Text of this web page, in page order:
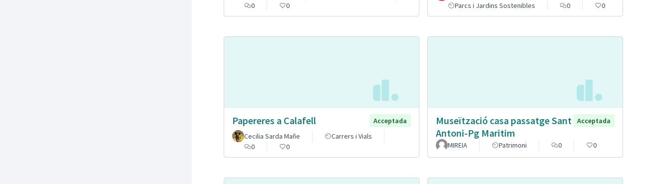
0
0
Parcs i Jardins Sostenibles
0 0
Papereres a Calafell
Acceptada
Cecilia Sarda Mañe
Carrers i Vials
0
0
Museïtzació casa passatge Sant
Antoni-Pg Maritim
Acceptada
MIREIA Patrimoni 0 0